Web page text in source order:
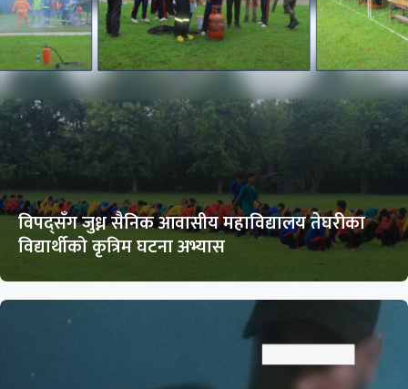
विपद्सँग जुध्न सैनिक आवासीय महाविद्यालय तेघरीका
विद्यार्थीको कृत्रिम घटना अभ्यास